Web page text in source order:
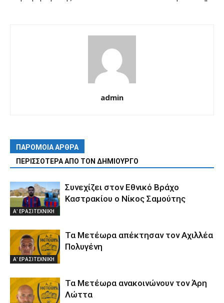
admin
ΠΑΡΟΜΟΙΑ ΑΡΘΡΑ
ΠΕΡΙΣΣΟΤΕΡΑ ΑΠΟ ΤΟΝ ΔΗΜΙΟΥΡΓΟ
Α' ΕΡΑΣΙΤΕΧΝΙΚΗ
Συνεχίζει στον Εθνικό Βράχο
Καστρακίου ο Νίκος Σαμούτης
Α' ΕΡΑΣΙΤΕΧΝΙΚΗ
Τα Μετέωρα απέκτησαν τον Αχιλλέα
Πολυγένη
Τα Μετέωρα ανακοινώνουν τον Άρη
Λώττα